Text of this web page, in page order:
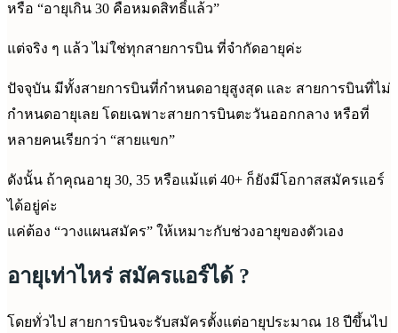
หรือ “อายุเกิน 30 คือหมดสิทธิ์แล้ว”
แต่จริง ๆ แล้ว ไม่ใช่ทุกสายการบิน ที่จำกัดอายุค่ะ
ปัจจุบัน มีทั้งสายการบินที่กำหนดอายุสูงสุด และ สายการบินที่ไม่
กำหนดอายุเลย โดยเฉพาะสายการบินตะวันออกกลาง หรือที่
หลายคนเรียกว่า “สายแขก”
ดังนั้น ถ้าคุณอายุ 30, 35 หรือแม้แต่ 40+ ก็ยังมีโอกาสสมัครแอร์
ได้อยู่ค่ะ
แค่ต้อง “วางแผนสมัคร” ให้เหมาะกับช่วงอายุของตัวเอง
อายุเท่าไหร่ สมัครแอร์ได้ ?
โดยทั่วไป สายการบินจะรับสมัครตั้งแต่อายุประมาณ 18 ปีขึ้นไป